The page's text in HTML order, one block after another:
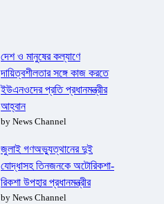
দেশ ও মানুষের কল্যাণে
দায়িত্বশীলতার সঙ্গে কাজ করতে
ইউএনওদের প্রতি প্রধানমন্ত্রীর
আহ্বান
by News Channel
জুলাই গণঅভ্যুত্থানের দুই
যোদ্ধাসহ তিনজনকে অটোরিকশা-
রিকশা উপহার প্রধানমন্ত্রীর
by News Channel